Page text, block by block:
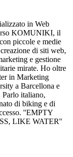
in Web
KOMUNIKI, il
piccole e medie
di siti web,
e gestione
mirate. Ho oltre
in Marketing
a Barcellona e
Parlo italiano,
di biking e di
''EMPTY
LIKE WATER''